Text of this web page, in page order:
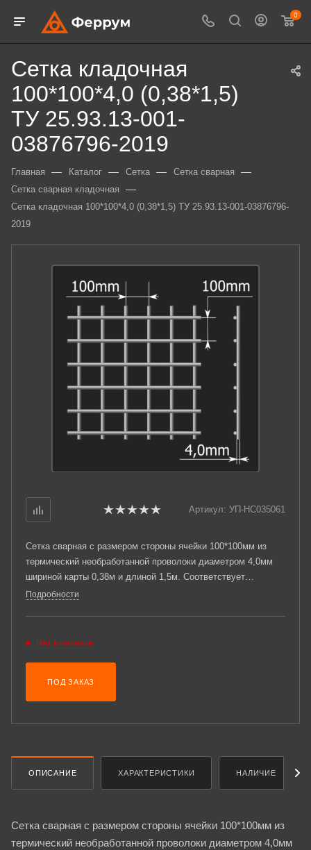
0
Сетка кладочная
100*100*4,0 (0,38*1,5)
ТУ 25.93.13-001-
03876796-2019
Главная — Каталог — Сетка — Сетка сварная —
Сетка сварная кладочная —
Сетка кладочная 100*100*4,0 (0,38*1,5) ТУ 25.93.13-001-03876796-
2019
Артикул: УП-НС035061
Сетка сварная с размером стороны ячейки 100*100мм из
термический необработанной проволоки диаметром 4,0мм
шириной карты 0,38м и длиной 1,5м. Соответствует
требованиям ТУ 25.93.13-001-03876796-2019.
Подробности
Нет в наличии
ПОД ЗАКАЗ
ОПИСАНИЕ ХАРАКТЕРИСТИКИ НАЛИЧИЕ
Сетка сварная с размером стороны ячейки 100*100мм из
термический необработанной проволоки диаметром 4,0мм